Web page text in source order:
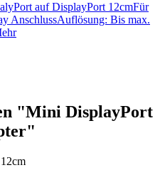
auf DisplayPort 12cmFür
AnschlussAuflösung: Bis max.
"Mini DisplayPort